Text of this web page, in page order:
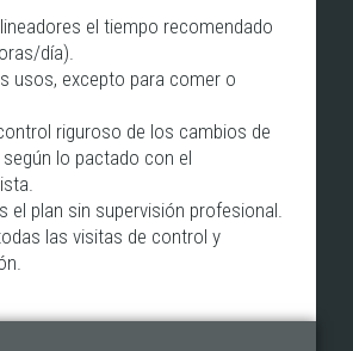
el tiempo recomendado
día).
usos, excepto para comer o
riguroso de los cambios de
lo pactado con el
el plan sin supervisión profesional.
las visitas de control y